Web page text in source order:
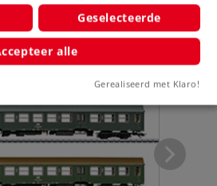
producten
Geselecteerde
alle
Gerealiseerd met Klaro!